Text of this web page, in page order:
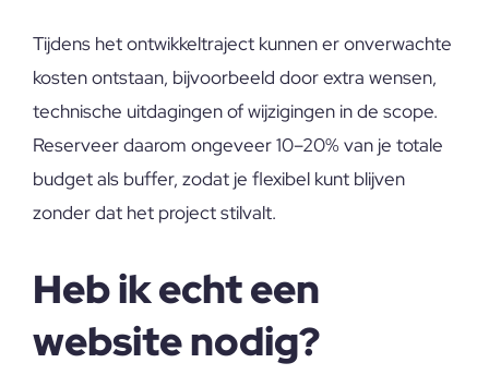
Tijdens het ontwikkeltraject kunnen er onverwachte
kosten ontstaan, bijvoorbeeld door extra wensen,
technische uitdagingen of wijzigingen in de scope.
Reserveer daarom ongeveer 10–20% van je totale
budget als buffer, zodat je flexibel kunt blijven
zonder dat het project stilvalt.
Heb ik echt een
website nodig?